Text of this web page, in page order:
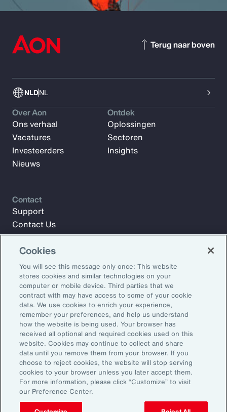
NLDNL
Terug naar boven
artikelen, rapporten en updates van ons team van experts.
E-mailadres:
Aanmelden
Over Aon
Ons verhaal
Vacatures
Investeerders
Nieuws
Ontdek
Oplossingen
Sectoren
Insights
Contact
Support
Contact Us
©2026 Aon plc. Alle rechten voorbehouden.
SitemapPrivacy StatementAlgemene voorwaarden
E-mailvoorkeurenDienstenwijzer
Transparantie over beloningenKlachtenprocedure
Klokkenluidersregeling Herken phishing
Cookies
You will see this message only once: This website
stores cookies and similar technologies on your
computer or mobile device. Third parties that we
contract with may have access to some of your cookie
data. We use cookies to enrich your experience,
remember your preferences, and help us understand
how the website is being used. Your browser has
received all optional and required cookies used on this
website. Cookies may continue to collect and share
data until you remove them from your browser. If you
choose to reject cookies, the website will stop serving
cookies to your browser unless you later accept them.
For more information, please click “Customize” to visit
our Preference Center.